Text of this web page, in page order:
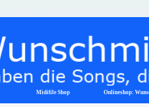
Menü
Midifile Shop ▼
Onlineshop: